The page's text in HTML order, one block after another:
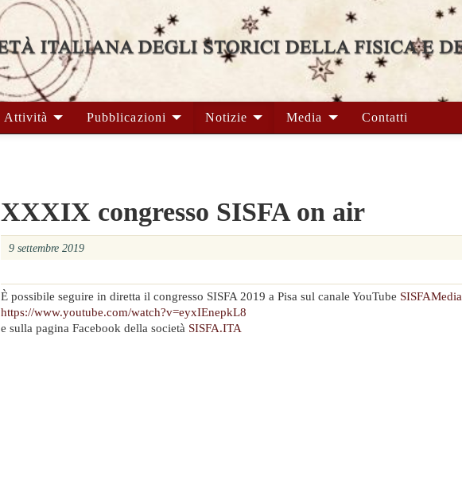
Attività Pubblicazioni Notizie Media Contatti
XXXIX congresso SISFA on air
9 settembre 2019
È possibile seguire in diretta il congresso SISFA 2019 a Pisa sul canale YouTube SISFAMedia
https://www.youtube.com/watch?v=eyxIEnepkL8
e sulla pagina Facebook della società SISFA.ITA